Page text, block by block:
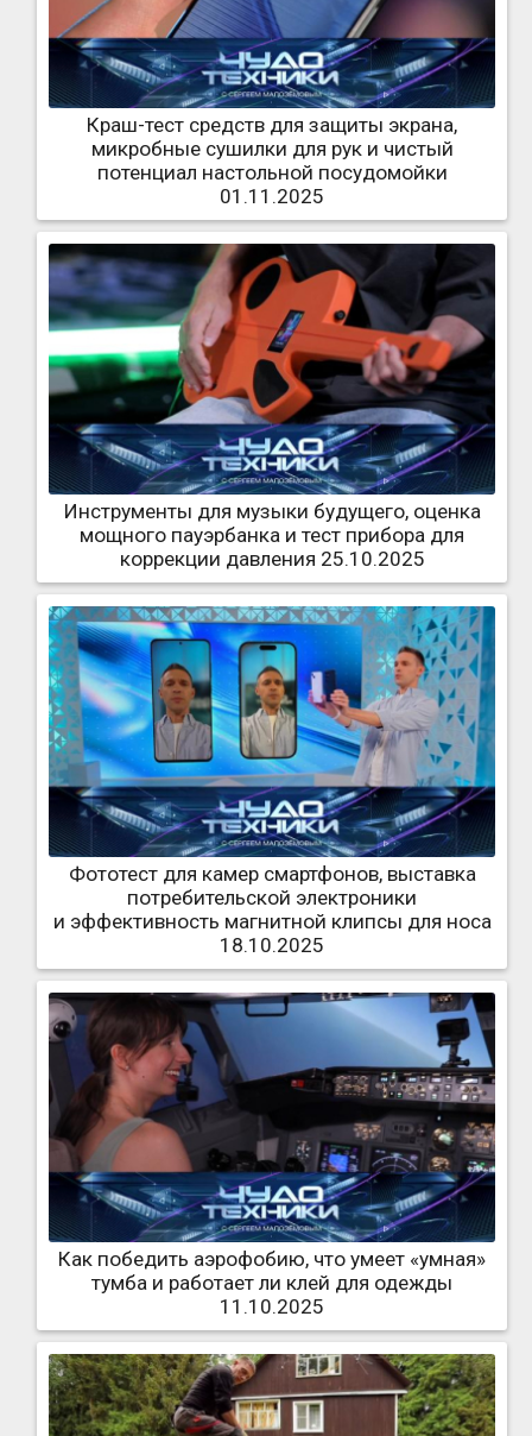
Краш-тест средств для защиты экрана,
микробные сушилки для рук и чистый
потенциал настольной посудомойки
01.11.2025
Инструменты для музыки будущего, оценка
мощного пауэрбанка и тест прибора для
коррекции давления 25.10.2025
Фототест для камер смартфонов, выставка
потребительской электроники
и эффективность магнитной клипсы для носа
18.10.2025
Как победить аэрофобию, что умеет «умная»
тумба и работает ли клей для одежды
11.10.2025